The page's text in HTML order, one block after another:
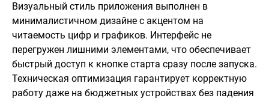
Визуальный стиль приложения выполнен в
минималистичном дизайне с акцентом на
читаемость цифр и графиков. Интерфейс не
перегружен лишними элементами, что обеспечивает
быстрый доступ к кнопке старта сразу после запуска.
Техническая оптимизация гарантирует корректную
работу даже на бюджетных устройствах без падения